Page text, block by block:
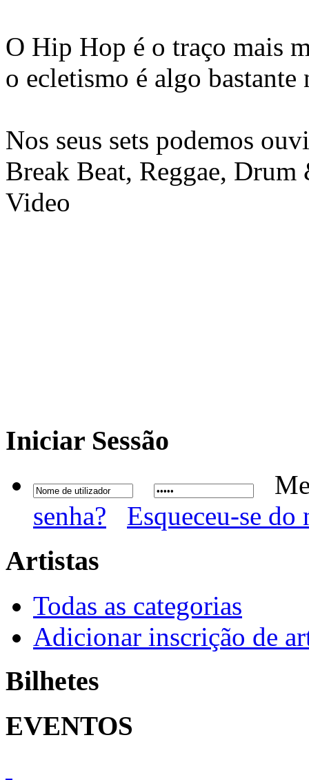
O Hip Hop é o traço mais
o ecletismo é algo
Nos seus sets podemos
Break Beat, Reggae,
Video
Iniciar Sessão
senha?
Esqueceu-se
Artistas
Todas as categorias
Adicionar inscrição de
Bilhetes
EVENTOS